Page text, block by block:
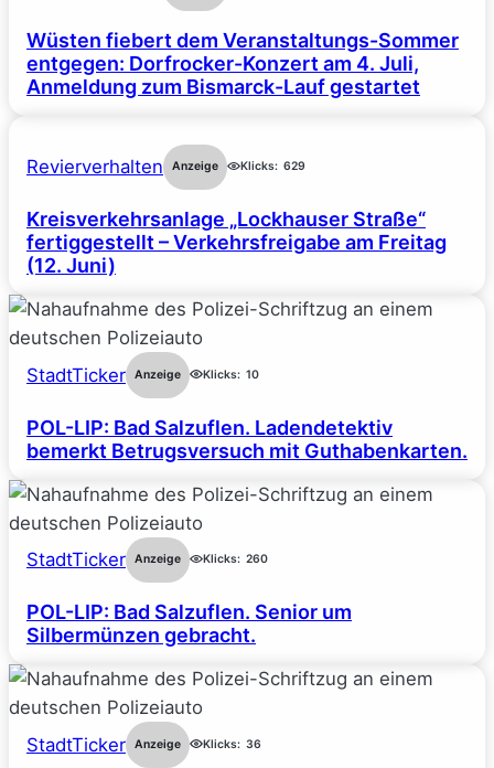
Wüsten fiebert dem Veranstaltungs-Sommer
entgegen: Dorfrocker-Konzert am 4. Juli,
Anmeldung zum Bismarck-Lauf gestartet
Revierverhalten Anzeige Klicks: 629
Kreisverkehrsanlage „Lockhauser Straße“
fertiggestellt – Verkehrsfreigabe am Freitag
(12. Juni)
StadtTicker Anzeige Klicks: 10
POL-LIP: Bad Salzuflen. Ladendetektiv
bemerkt Betrugsversuch mit Guthabenkarten.
StadtTicker Anzeige Klicks: 260
POL-LIP: Bad Salzuflen. Senior um
Silbermünzen gebracht.
StadtTicker Anzeige Klicks: 36